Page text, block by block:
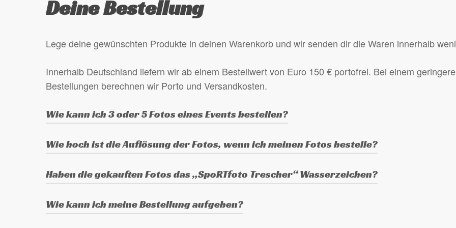
Produktseite
werden
Deine Bestellung
Lege deine gewünschten Produkte in deinen Warenkorb und wir senden dir die Waren innerhalb
Innerhalb Deutschland liefern wir ab einem Bestellwert von Euro 150 € portofrei. Bei einem
Bestellungen berechnen wir Porto und Versandkosten.
Wie kann ich 3 oder 5 Fotos eines Events bestellen?
Lege eines der gewünschten Fotos in den Warenkorb, wähle das Produkt aus (3 oder 5 Fotos
gewünschten Fotos in das Feld „Anmerkungen zur Bestellung“ am Ende des Bestellvorgangs.
Wie hoch ist die Auflösung der Fotos, wenn ich meinen Fotos bestelle?
Die Fotos sind in der Originalauflösung der Kamera, je nach verwendeter Kamera haben sie eine
Haben die gekauften Fotos das „SpoRTfoto Trescher“ Wasserzeichen?
Die gekauften Fotos haben kein Wasserzeichen.
Wie kann ich meine Bestellung aufgeben?